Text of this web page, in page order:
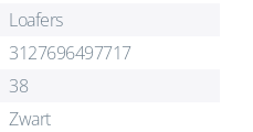
Loafers
3127696497717
38
Zwart